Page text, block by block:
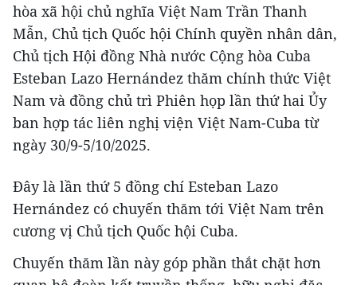
hòa xã hội chủ nghĩa Việt Nam Trần Thanh
Mẫn, Chủ tịch Quốc hội Chính quyền nhân dân,
Chủ tịch Hội đồng Nhà nước Cộng hòa Cuba
Esteban Lazo Hernández thăm chính thức Việt
Nam và đồng chủ trì Phiên họp lần thứ hai Ủy
ban hợp tác liên nghị viện Việt Nam-Cuba từ
ngày 30/9-5/10/2025.
Đây là lần thứ 5 đồng chí Esteban Lazo
Hernández có chuyến thăm tới Việt Nam trên
cương vị Chủ tịch Quốc hội Cuba.
Chuyến thăm lần này góp phần thắt chặt hơn